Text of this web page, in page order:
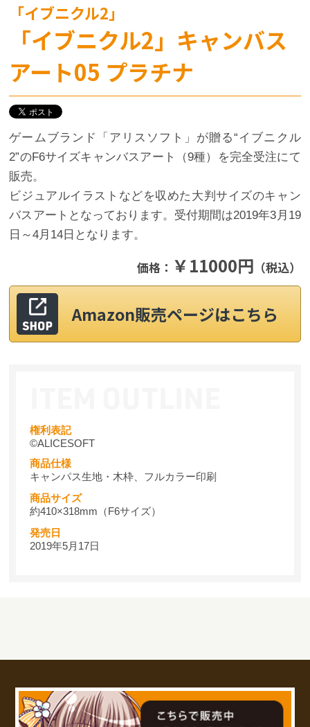
「イブニクル2」
「イブニクル2」キャンバス
アート05 プラチナ
ゲームブランド「アリスソフト」が贈る“イブニクル
2”のF6サイズキャンバスアート（9種）を完全受注にて
販売。
ビジュアルイラストなどを収めた大判サイズのキャン
バスアートとなっております。受付期間は2019年3月19
日～4月14日となります。
価格： ￥11000円 （税込）
Amazon販売ページはこちら
権利表記
©ALICESOFT
商品仕様
キャンパス生地・木枠、フルカラー印刷
商品サイズ
約410×318mm（F6サイズ）
発売日
2019年5月17日